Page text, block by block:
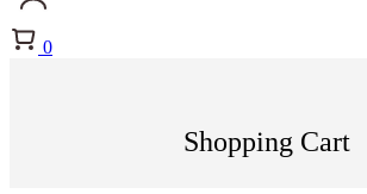
0
Shopping Cart